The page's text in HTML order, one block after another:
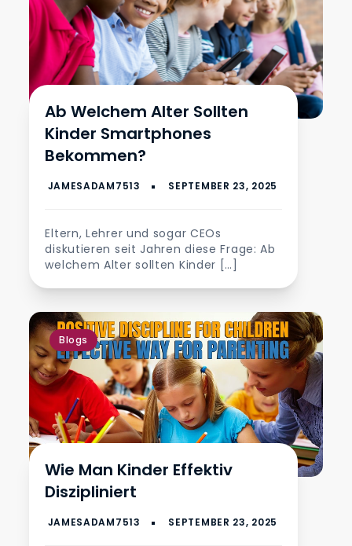
Ab Welchem Alter Sollten
Kinder Smartphones
Bekommen?
Eltern, Lehrer und sogar CEOs
diskutieren seit Jahren diese Frage: Ab
welchem Alter sollten Kinder […]
Blogs
Wie Man Kinder Effektiv
Diszipliniert